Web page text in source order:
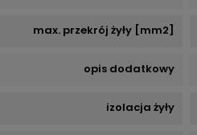
max. przekrój żyły [mm2]
opis dodatkowy
izolacja żyły